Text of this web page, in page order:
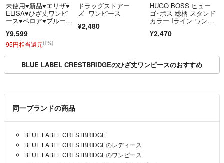
未使用♥新品♥エリザ♥
ELISA♥ひざ丈ワンピ
ース♥ベロア♥ブルー♥
¥9,599
95円相当還元(1%)
ドラッグストアー
ズ ワンピース
¥2,480
HUGO BOSS ヒュー
ゴ･ボス 総柄 スタンド
カラー Iライン ワンピ
◆ レディース
¥2,470
BLUE LABEL CRESTBRIDGEのひざ丈ワンピースのおすすめ
同一ブランドの商品
BLUE LABEL CRESTBRIDGE
BLUE LABEL CRESTBRIDGEのレディース
BLUE LABEL CRESTBRIDGEのワンピース